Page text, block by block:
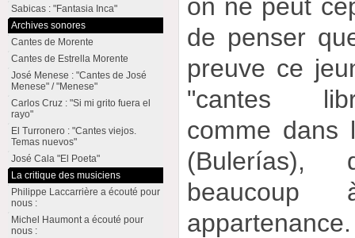
on ne peut
de penser
preuve ce
"cantes
comme dans
(Bulerías),
appartenance.
Sabicas : "Fantasia Inca"
Archives sonores
Cantes de Morente
Cantes de Estrella Morente
José Menese : "Cantes de José
Menese" / "Menese"
Carlos Cruz : "Si mi grito fuera el
rayo"
El Turronero : "Cantes viejos.
Temas nuevos"
José Cala "El Poeta"
La critique des musiciens
Philippe Laccarrière a écouté pour
nous :
Michel Haumont a écouté pour
nous :